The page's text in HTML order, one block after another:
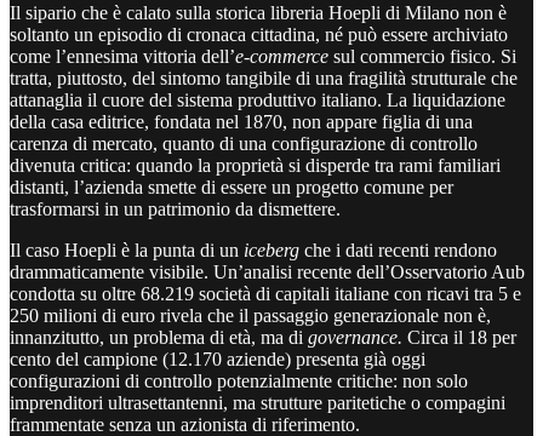
Il sipario che è calato sulla storica libreria Hoepli di Milano non è
soltanto un episodio di cronaca cittadina, né può essere archiviato
come l’ennesima vittoria dell’e-commerce sul commercio fisico. Si
tratta, piuttosto, del sintomo tangibile di una fragilità strutturale che
attanaglia il cuore del sistema produttivo italiano. La liquidazione
della casa editrice, fondata nel 1870, non appare figlia di una
carenza di mercato, quanto di una configurazione di controllo
divenuta critica: quando la proprietà si disperde tra rami familiari
distanti, l’azienda smette di essere un progetto comune per
trasformarsi in un patrimonio da dismettere.
Il caso Hoepli è la punta di un iceberg che i dati recenti rendono
drammaticamente visibile. Un’analisi recente dell’Osservatorio Aub
condotta su oltre 68.219 società di capitali italiane con ricavi tra 5 e
250 milioni di euro rivela che il passaggio generazionale non è,
innanzitutto, un problema di età, ma di governance. Circa il 18 per
cento del campione (12.170 aziende) presenta già oggi
configurazioni di controllo potenzialmente critiche: non solo
imprenditori ultrasettantenni, ma strutture paritetiche o compagini
frammentate senza un azionista di riferimento.